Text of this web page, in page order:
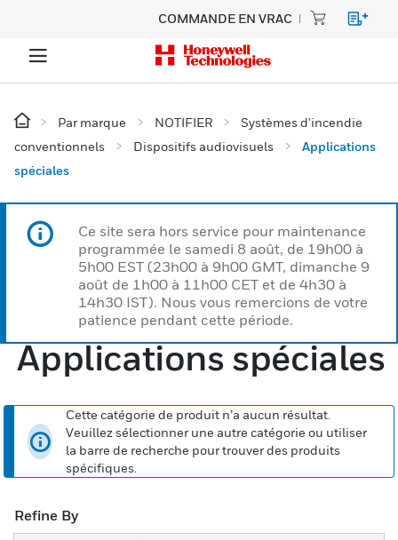
COMMANDE EN VRAC
Par marque NOTIFIER
Systèmes d'incendie
conventionnels
Dispositifs audiovisuels
Applications
spéciales
Ce site sera hors service pour maintenance
programmée le samedi 8 août, de 19h00 à
5h00 EST (23h00 à 9h00 GMT, dimanche 9
août de 1h00 à 11h00 CET et de 4h30 à
14h30 IST). Nous vous remercions de votre
patience pendant cette période.
Applications spéciales
Cette catégorie de produit n’a aucun résultat.
Veuillez sélectionner une autre catégorie ou utiliser
la barre de recherche pour trouver des produits
spécifiques.
Refine By